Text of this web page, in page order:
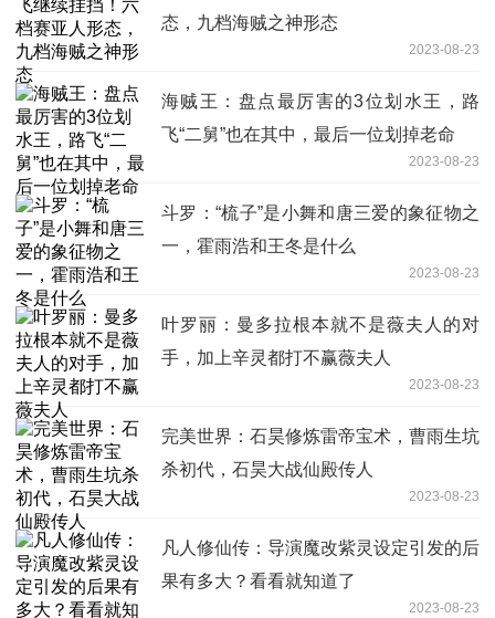
态，九档海贼之神形态
2023-08-23
海贼王：盘点最厉害的3位划水王，路
飞“二舅”也在其中，最后一位划掉老命
2023-08-23
斗罗：“梳子”是小舞和唐三爱的象征物之
一，霍雨浩和王冬是什么
2023-08-23
叶罗丽：曼多拉根本就不是薇夫人的对
手，加上辛灵都打不赢薇夫人
2023-08-23
完美世界：石昊修炼雷帝宝术，曹雨生坑
杀初代，石昊大战仙殿传人
2023-08-23
凡人修仙传：导演魔改紫灵设定引发的后
果有多大？看看就知道了
2023-08-23